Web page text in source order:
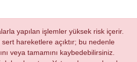
yapılan işlemler yüksek risk içerir.
hareketlere açıktır; bu nedenle
veya tamamını kaybedebilirsiniz.